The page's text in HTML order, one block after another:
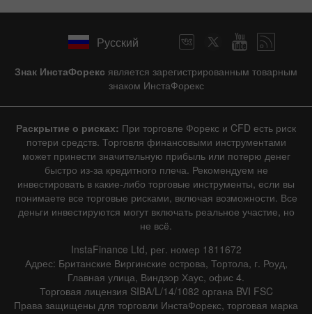
Русский
Знак ИнстаФорекс является зарегистрированным товарным
знаком ИнстаФорекс
Раскрытие о рисках: При торговле Форекс и CFD есть риск
потери средств. Торговля финансовыми инструментами
может принести значительную прибыль или потерю денег
быстро из-за кредитного плеча. Рекомендуем не
инвестировать в какие-либо торговые инструменты, если вы
понимаете все торговые рисками, включая возможности. Все
деньги инвестируются могут включать реальное участие, но
не всё.
InstaFinance Ltd, рег. номер 1811672
Адрес: Британские Виргинские острова, Тортола, г. Роуд,
Главная улица, Виндзор Хаус, офис 4.
Торговая лицензия SIBA/L/14/1082 органа BVI FSC
Права защищены для торговли ИнстаФорекс, торговая марка